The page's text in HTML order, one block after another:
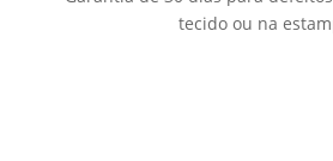
tecido ou na